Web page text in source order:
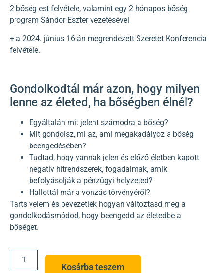
2 bőség est felvétele, valamint egy 2 hónapos bőség
program Sándor Eszter vezetésével
+ a 2024. június 16-án megrendezett Szeretet Konferencia
felvétele.
Gondolkodtál már azon, hogy milyen
lenne az életed, ha bőségben élnél?
Egyáltalán mit jelent számodra a bőség?
Mit gondolsz, mi az, ami megakadályoz a bőség
beengedésében?
Tudtad, hogy vannak jelen és előző életben kapott
negatív hitrendszerek, fogadalmak, amik
befolyásolják a pénzügyi helyzeted?
Hallottál már a vonzás törvényéről?
Tarts velem és bevezetlek hogyan változtasd meg a
gondolkodásmódod, hogy beengedd az életedbe a
bőséget.
Kosárba teszem